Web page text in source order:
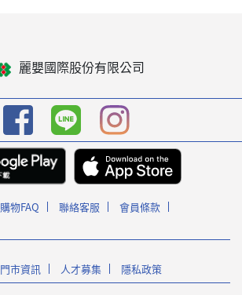
麗嬰國際股份有限公司
購物FAQ 聯絡客服
會員條款
門市資訊 人才募集 隱私政策